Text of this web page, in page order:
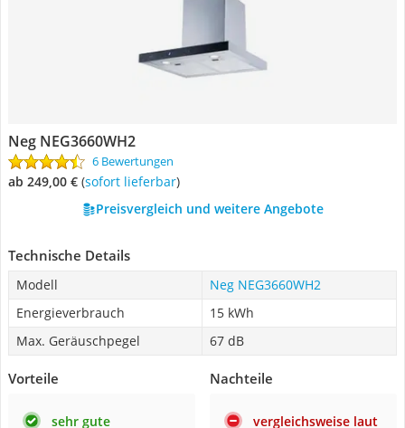
Neg NEG3660WH2
6 Bewertungen
ab 249,00 € ( Sofort lieferbar)
Preisvergleich und weitere Angebote
Technische Details
Modell
Neg NEG3660WH2
Energieverbrauch
15 kWh
Max. Geräuschpegel
67 dB
Vorteile
sehr gute
Nachteile
vergleichsweise laut